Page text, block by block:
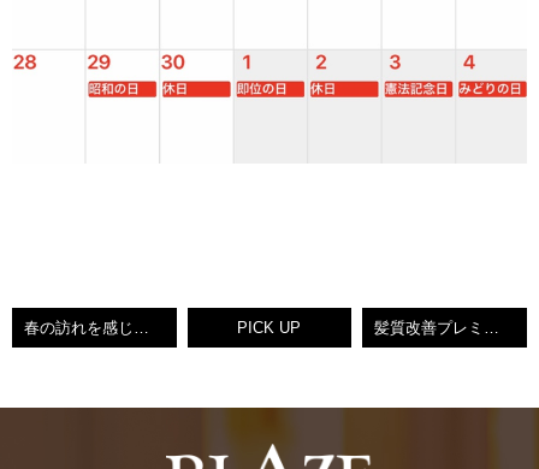
春の訪れを感じるご新規様♡BLAZEりえ【北九州ノンダメージサロン®】 PICK UP 髪質改善プレミアムトリートメント♥BLAZEけいこ♥【小倉南区守恒美容室】